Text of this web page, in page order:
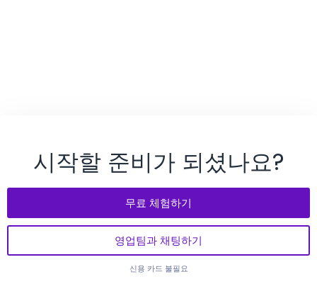
시작할 준비가 되셨나요?
무료 체험하기
영업팀과 채팅하기
신용 카드 불필요